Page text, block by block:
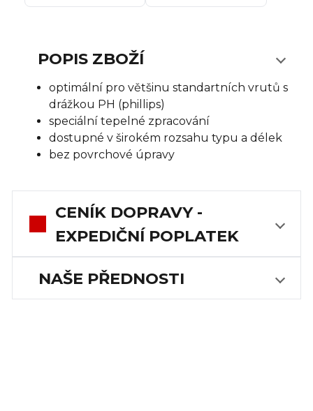
POPIS ZBOŽÍ
optimální pro většinu standartních vrutů s
drážkou PH (phillips)
speciální tepelné zpracování
dostupné v širokém rozsahu typu a délek
bez povrchové úpravy
CENÍK DOPRAVY -
EXPEDIČNÍ POPLATEK
NAŠE PŘEDNOSTI